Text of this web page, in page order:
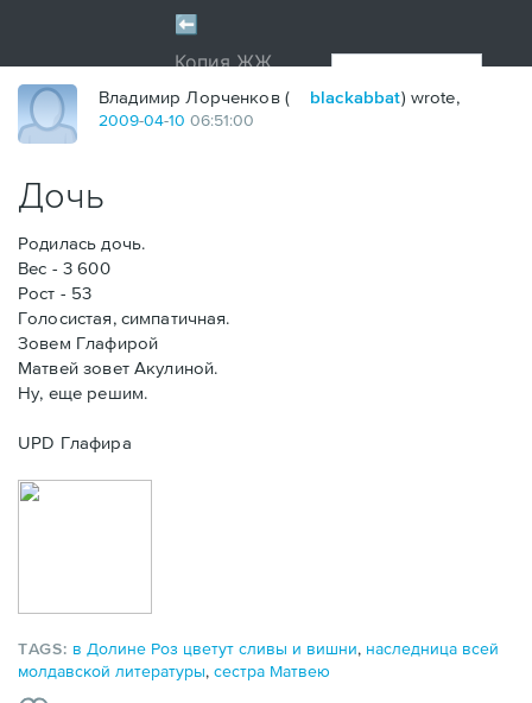
Владимир Лорченков ( blackabbat) wrote,
2009-04-10 06:51:00
Дочь
Родилась дочь.
Вес - 3 600
Рост - 53
Голосистая, симпатичная.
Зовем Глафирой
Матвей зовет Акулиной.
Ну, еще решим.
UPD Глафира
TAGS: в Долине Роз цветут сливы и вишни, наследница всей
молдавской литературы, сестра Матвею